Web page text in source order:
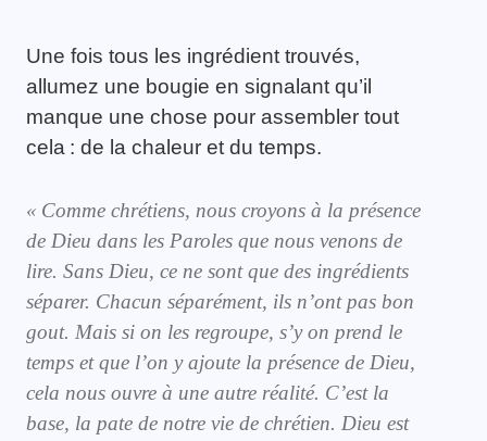
Une fois tous les ingrédient trouvés,
allumez une bougie en signalant qu’il
manque une chose pour assembler tout
cela : de la chaleur et du temps.
« Comme chrétiens, nous croyons à la présence
de Dieu dans les Paroles que nous venons de
lire. Sans Dieu, ce ne sont que des ingrédients
séparer. Chacun séparément, ils n’ont pas bon
gout. Mais si on les regroupe, s’y on prend le
temps et que l’on y ajoute la présence de Dieu,
cela nous ouvre à une autre réalité. C’est la
base, la pate de notre vie de chrétien. Dieu est